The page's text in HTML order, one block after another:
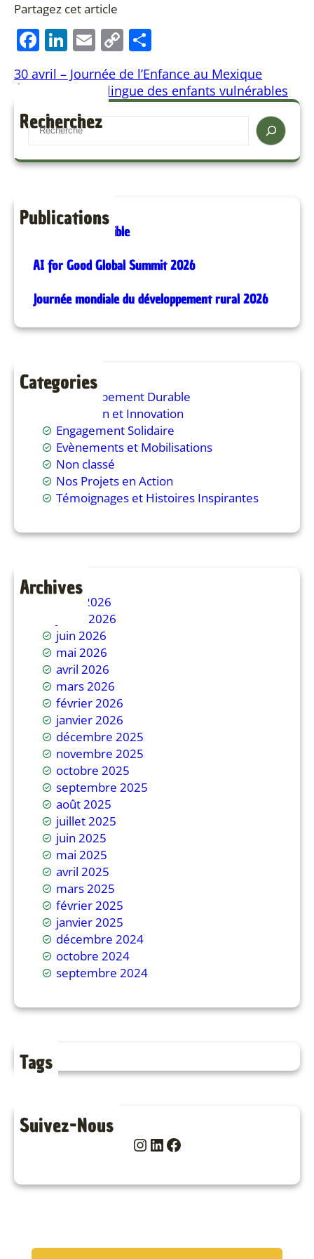
Partagez cet article
F
a
c
e
b
o
o
Li
n
k
e
dI
n
E
m
ai
C
o
p
y
n
k
ar
ta
g
30 avril – Journée de l’Enfance au Mexique
Éducation multilingue des enfants vulnérables
Recherchez
S
a
h
Publications
La richesse invisible
AI for Good Global Summit 2026
Journée mondiale du développement rural 2026
Categories
Développement Durable
Education et Innovation
Engagement Solidaire
Evènements et Mobilisations
Non classé
Nos Projets en Action
Témoignages et Histoires Inspirantes
Archives
août 2026
juillet 2026
juin 2026
mai 2026
avril 2026
mars 2026
février 2026
janvier 2026
décembre 2025
novembre 2025
octobre 2025
septembre 2025
août 2025
juillet 2025
juin 2025
mai 2025
avril 2025
mars 2025
février 2025
janvier 2025
décembre 2024
octobre 2024
septembre 2024
Tags
Suivez-Nous
InstagramLinkedIn Facebook